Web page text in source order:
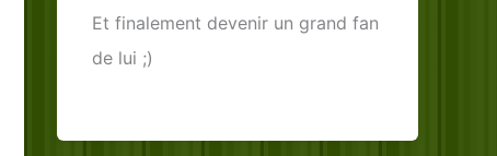
Et finalement devenir un grand fan
de lui ;)